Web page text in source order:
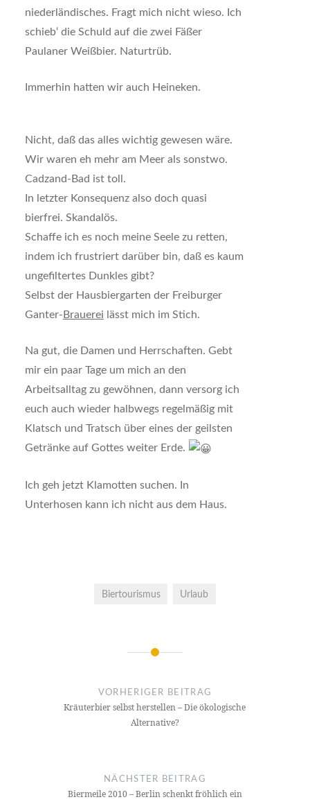
niederländisches. Fragt mich nicht wieso. Ich
schieb‘ die Schuld auf die zwei Fäßer
Paulaner Weißbier. Naturtrüb.
Immerhin hatten wir auch Heineken.
Nicht, daß das alles wichtig gewesen wäre.
Wir waren eh mehr am Meer als sonstwo.
Cadzand-Bad ist toll.
In letzter Konsequenz also doch quasi
bierfrei. Skandalös.
Schaffe ich es noch meine Seele zu retten,
indem ich frustriert darüber bin, daß es kaum
ungefiltertes Dunkles gibt?
Selbst der Hausbiergarten der Freiburger
Ganter- Brauerei lässt mich im Stich.
Na gut, die Damen und Herrschaften. Gebt
mir ein paar Tage um mich an den
Arbeitsalltag zu gewöhnen, dann versorg ich
euch auch wieder halbwegs regelmäßig mit
Klatsch und Tratsch über eines der geilsten
Getränke auf Gottes weiter Erde.
Ich geh jetzt Klamotten suchen. In
Unterhosen kann ich nicht aus dem Haus.
Biertourismus Urlaub
NavigationVORHERIGER BEITRAG
Kräuterbier selbst herstellen – Die ökologische
Alternative?
NÄCHSTER BEITRAG
Biermeile 2010 – Berlin schenkt fröhlich ein